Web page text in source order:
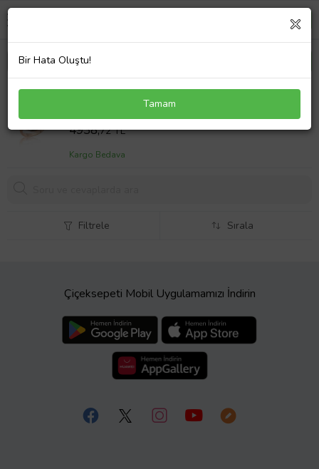
Gümüş Rose Elmas Montür Bayan Yüzük SL2652
Sepet Fiyatı
4938,72 TL
Kargo Bedava
Filtrele Sırala
Çiçeksepeti Mobil Uygulamamızı İndirin
Bir Hata Oluştu!
Tamam